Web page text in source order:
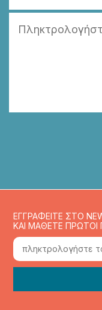
ΕΓΓΡΑΦΕΙΤΕ ΣΤΟ
ΚΑΙ ΜΑΘΕΤΕ ΠΡΩΤΟΙ